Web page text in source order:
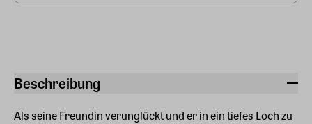
Beschreibung
Als seine Freundin verunglückt und er in ein tiefes Loch zu